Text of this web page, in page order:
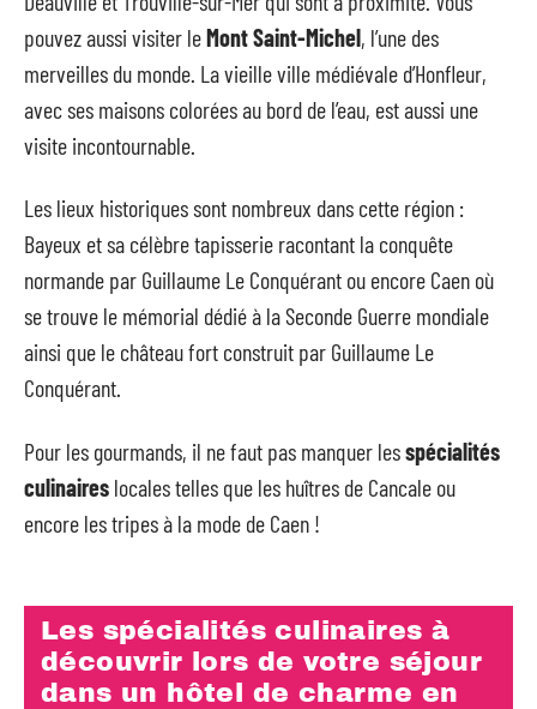
pouvez aussi visiter leMont Saint-Michel, l’une des
merveilles du monde. La vieille ville médiévale d’Honfleur,
avec ses maisons colorées au bord de l’eau, est aussi une
visite incontournable.
Les lieux historiques sont nombreux dans cette région :
Bayeux et sa célèbre tapisserie racontant la conquête
normande par Guillaume Le Conquérant ou encore Caen où
se trouve le mémorial dédié à la Seconde Guerre mondiale
ainsi que le château fort construit par Guillaume Le
Conquérant.
Pour les gourmands, il ne faut pas manquer lesspécialités
culinaires locales telles que les huîtres de Cancale ou
encore les tripes à la mode de Caen !
Les spécialités culinaires à
découvrir lors de votre séjour
dans un hôtel de charme en